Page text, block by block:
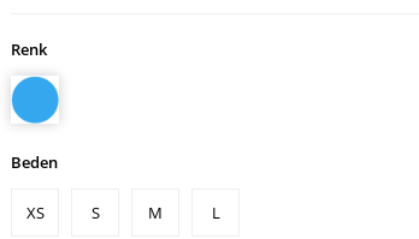
Renk
Beden
XS S M L